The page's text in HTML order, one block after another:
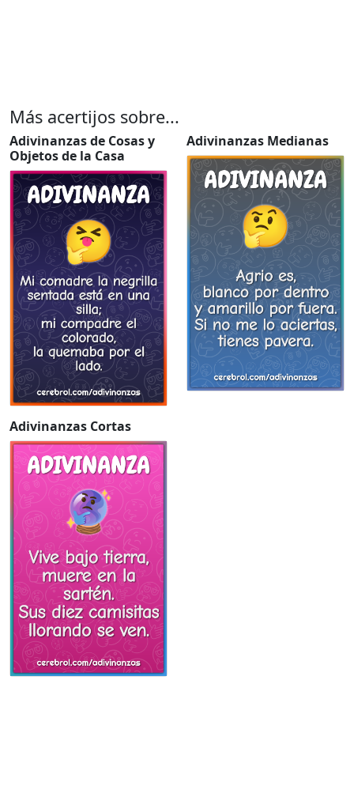
Más acertijos sobre...
Adivinanzas de Cosas y
Objetos de la Casa
Adivinanzas Medianas
Adivinanzas Cortas